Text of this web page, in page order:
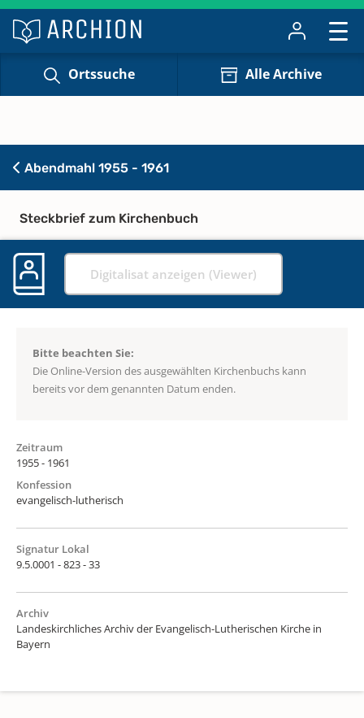
Ortssuche Alle Archive
Abendmahl 1955 - 1961
Steckbrief zum Kirchenbuch
Digitalisat anzeigen (Viewer)
Bitte beachten Sie:
Die Online-Version des ausgewählten Kirchenbuchs kann
bereits vor dem genannten Datum enden.
Zeitraum
1955 - 1961
Konfession
evangelisch-lutherisch
Signatur Lokal
9.5.0001 - 823 - 33
Archiv
Landeskirchliches Archiv der Evangelisch-Lutherischen Kirche in
Bayern